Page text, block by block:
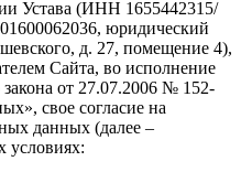
Устава (ИНН 1655442315/
юридический
д. 27, помещение 4),
Сайта, во исполнение
от 27.07.2006 № 152-
свое согласие на
данных (далее –
условиях: